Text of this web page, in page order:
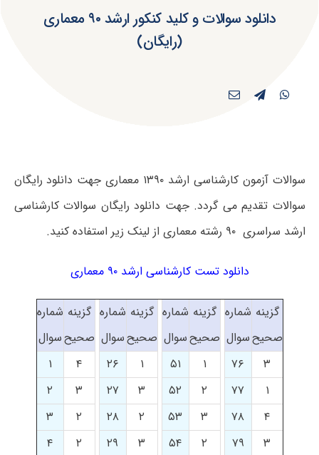
دانلود سوالات و کلید کنکور ارشد ۹۰ معماری
(رایگان)
سوالات آزمون کارشناسی ارشد ۱۳۹۰ معماری جهت دانلود رایگان
سوالات تقدیم می گردد. جهت دانلود رایگان سوالات کارشناسی
ارشد سراسری ۹۰ رشته معماری از لینک زیر استفاده کنید.
دانلود تست کارشناسی ارشد ۹۰ معماری
گزینه
صحیح
شماره
سوال
گزینه
صحیح
شماره
سوال
گزینه
صحیح
شماره
سوال
گزینه
صحیح
شماره
سوال
۳
۷۶ ۱ ۵۱ ۱ ۲۶ ۴
۱
۱
۷۷ ۲ ۵۲ ۳ ۲۷ ۳
۲
۴
۷۸ ۳ ۵۳ ۲ ۲۸ ۲
۳
۳
۷۹ ۲ ۵۴ ۳ ۲۹ ۲
۴